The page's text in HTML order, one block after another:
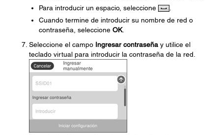
Para introducir un espacio, seleccione
Cuando termine de introducir su nombre de red o
contraseña, seleccione OK.
Seleccione el campo Ingresar contraseña y utilice el
teclado virtual para introducir la contraseña de la red.